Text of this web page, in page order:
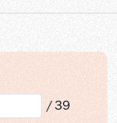
/39